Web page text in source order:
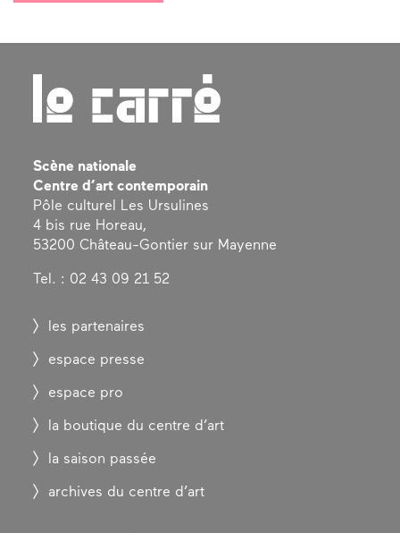
Scène nationale
Centre d’art contemporain
Pôle culturel Les Ursulines
4 bis rue Horeau,
53200 Château-Gontier sur Mayenne
Tel. : 02 43 09 21 52
les partenaires
espace presse
espace pro
la boutique du centre d’art
la saison passée
archives du centre d’art